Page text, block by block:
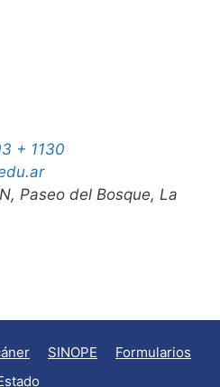
+ 1130
Paseo del Bosque, La
SINOPE
Formularios